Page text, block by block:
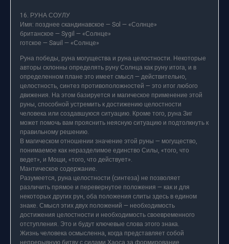
16. РУНА СОУЛУ
Имя: позднее скандинавское — Sol — «Солнце»
британское — Sygil — «Солнце»
готское — Sauil — «Солнце»
Руна победы, руна могущества и руна целостности. Некоторые
авторы склонны определять руну Солнца как руну итога, и в
определенном плане это имеет смысл — действительно,
целостность, синтез противоположностей — это итог любого
движения. На этом базируется и магическое применение этой
руны, способной устремить к достижению целостности
человека или создавшуюся ситуацию. Кроме того, руна Зиг
может помочь вам прояснить неясную ситуацию и подтолкнуть к
правильному решению.
В магическом отношении значение этой руны — могущество,
понимаемое как неразделимое единство Силы, «того, что
ведет», и Мощи, «того, что действует».
Мантическое содержание.
Разумеется, руна целостности (синтеза) не позволяет
различить прямое и перевернутое положения — как и для
некоторых других рун, оба положения слиты здесь в едином
знаке. Смысл этих двух положений — необходимость
достижения целостности и необходимость своевременного
отступления. Это и будут ключевые слова этого знака.
Жизнь человека осмысленна, когда представляет собой